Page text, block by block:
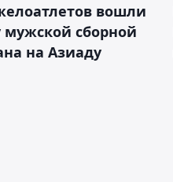
вошли
мужской сборной
на Азиаду